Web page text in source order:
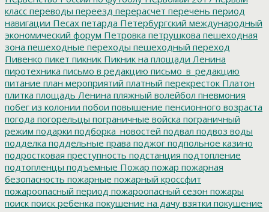
класс переводы переезд перерасчет перечень период
навигации Песах петарда Петербургский международный
экономический форум Петровка петрушкова пешеходная
зона пешеходные переходы пешеходный переход
Пивенко пикет пикник Пикник на площади Ленина
пиротехника письмо в редакцию письмо_в_редакцию
питание план мероприятий платный перекресток Платон
плитка площадь Ленина пляжный волейбол пневмония
побег из колонии побои повышение пенсионного возраста
погода погорельцы пограничные войска пограничный
режим подарки подборка_новостей подвал подвоз воды
подделка поддельные права поджог подпольное казино
подростковая преступность подстанция подтопление
подтопленцы подъемные Пожар пожар пожарная
безопасность пожарные пожарный кроссфит
пожароопасный период пожароопасный сезон пожары
поиск поиск ребенка покушение на дачу взятки покушение